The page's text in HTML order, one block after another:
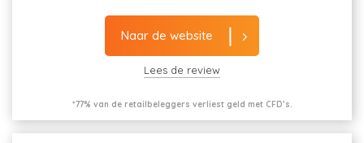
Naar de website
Lees de review
*77% van de retailbeleggers verliest geld met CFD’s.